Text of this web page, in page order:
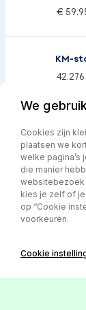
€
KM-
We
Cookies zijn
plaatsen we
welke pagina’s
die manier
websitebezoek
kies je zelf of je
op “Cookie
voorkeuren.
Cookie